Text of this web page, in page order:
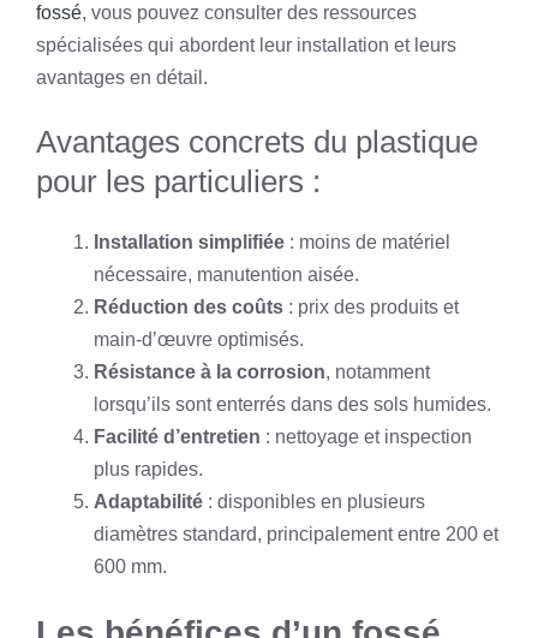
fossé, vous pouvez consulter des ressources
spécialisées qui abordent leur installation et leurs
avantages en détail.
Avantages concrets du plastique
pour les particuliers :
Installation simplifiée : moins de matériel
nécessaire, manutention aisée.
Réduction des coûts : prix des produits et
main-d’œuvre optimisés.
Résistance à la corrosion, notamment
lorsqu’ils sont enterrés dans des sols humides.
Facilité d’entretien : nettoyage et inspection
plus rapides.
Adaptabilité : disponibles en plusieurs
diamètres standard, principalement entre 200 et
600 mm.